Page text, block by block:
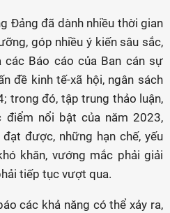
Đảng đã dành nhiều thời gian
góp nhiều ý kiến sâu sắc,
Báo cáo của Ban cán sự
đề kinh tế-xã hội, ngân sách
trong đó, tập trung thảo luận,
điểm nổi bật của năm 2023,
được, những hạn chế, yếu
khăn, vướng mắc phải giải
tiếp tục vượt qua.
các khả năng có thể xảy ra,